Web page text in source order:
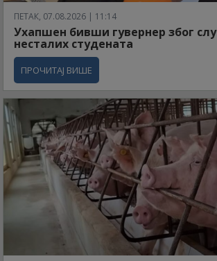
ПЕТАК, 07.08.2026 | 11:14
Ухапшен бивши гувернер због
несталих студената
ПРОЧИТАЈ ВИШЕ